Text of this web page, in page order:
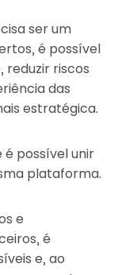
ser um
é possível
reduzir riscos
das
estratégica.
é possível unir
plataforma.
e
é
e, ao